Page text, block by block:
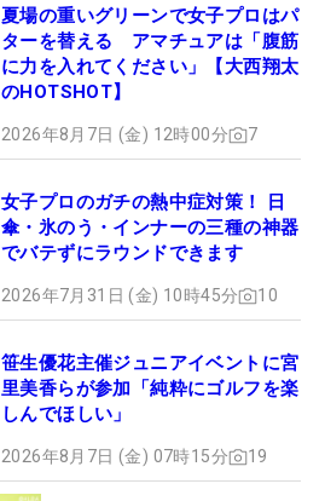
夏場の重いグリーンで女子プロはパ
ターを替える アマチュアは「腹筋
に力を入れてください」【大西翔太
のHOTSHOT】
2026年8月7日 (金) 12時00分 7
女子プロのガチの熱中症対策！ 日
傘・氷のう・インナーの三種の神器
でバテずにラウンドできます
2026年7月31日 (金) 10時45分 10
笹生優花主催ジュニアイベントに宮
里美香らが参加「純粋にゴルフを楽
しんでほしい」
2026年8月7日 (金) 07時15分 19